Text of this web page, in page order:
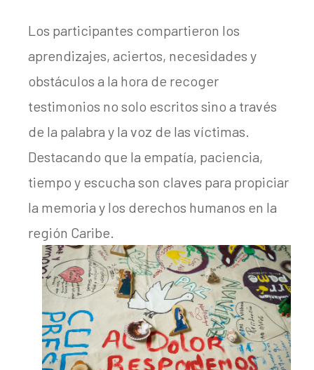
Los participantes compartieron los
aprendizajes, aciertos, necesidades y
obstáculos a la hora de recoger
testimonios no solo escritos sino a través
de la palabra y la voz de las víctimas.
Destacando que la empatía, paciencia,
tiempo y escucha son claves para propiciar
la memoria y los derechos humanos en la
región Caribe.